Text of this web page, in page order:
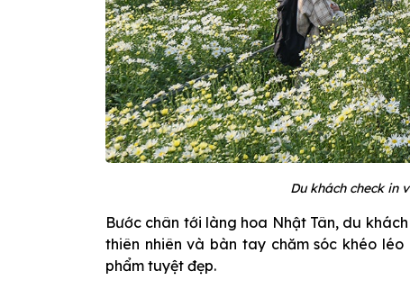
Du khách check in
Bước chân tới làng hoa Nhật Tân, du
thiên nhiên và bàn tay chăm sóc khéo
phẩm tuyệt đẹp.